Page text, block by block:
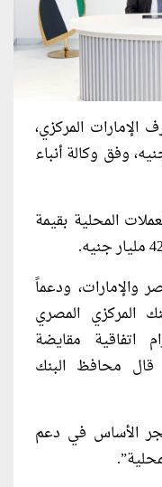
الإمارات المركزي،
وفق وكالة أنباء
المحلية بقيمة
والإمارات، ودعماً
المركزي المصري
اتفاقية مقايضة
قال محافظ البنك
الأساس في دعم